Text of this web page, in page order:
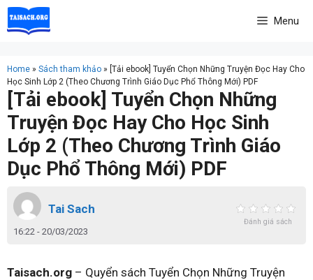
Skip
to
Menu
Home » Sách tham khảo » [Tải ebook] Tuyển Chọn Những Truyện Đọc Hay Cho
Học Sinh Lớp 2 (Theo Chương Trình Giáo Dục Phổ Thông Mới) PDF
[Tải ebook] Tuyển Chọn Những
Truyện Đọc Hay Cho Học Sinh
Lớp 2 (Theo Chương Trình Giáo
Dục Phổ Thông Mới) PDF
Tai Sach
16:22 - 20/03/2023
Đánh giá sách
Taisach.org – Quyển sách Tuyển Chọn Những Truyện